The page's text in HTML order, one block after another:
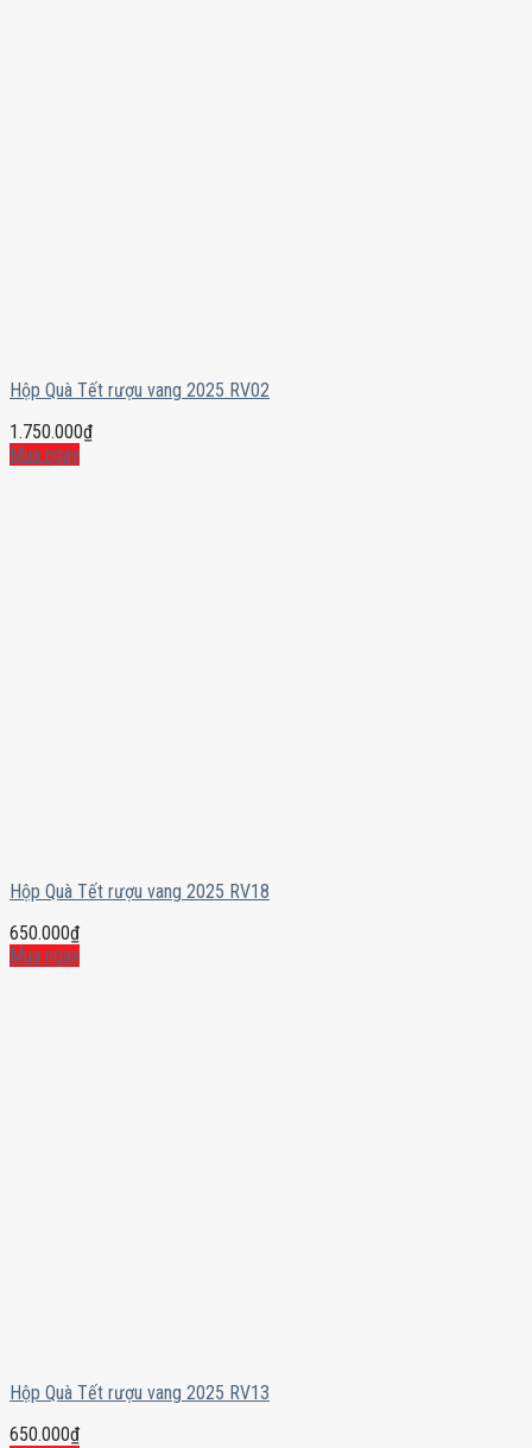
Hộp Quà Tết rượu vang 2025 RV02
1.750.000₫
Mua ngay
Hộp Quà Tết rượu vang 2025 RV18
650.000₫
Mua ngay
Hộp Quà Tết rượu vang 2025 RV13
650.000₫